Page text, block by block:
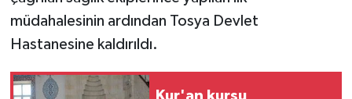
müdahalesinin ardından Tosya Devlet
Hastanesine kaldırıldı.
Kur'an kursu